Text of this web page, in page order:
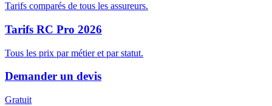
Tarifs comparés de tous les assureurs.
Tarifs RC Pro 2026
Tous les prix par métier et par statut.
Demander un devis
Gratuit